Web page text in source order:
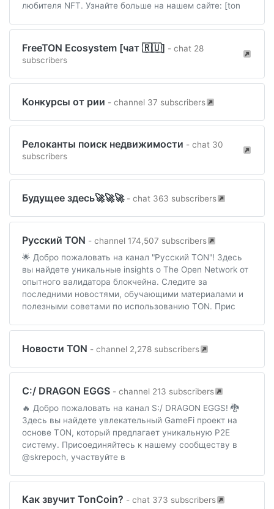
любителя NFT. Узнайте больше на нашем сайте: [ton
FreeTON Ecosystem [чат 🇷🇺] - chat 28
subscribers
Конкурсы от рии - channel 37 subscribers
Релоканты поиск недвижимости - chat 30
subscribers
Будущее здесь🚀🚀🚀 - chat 363 subscribers
Русский TON - channel 174,507 subscribers
🌟 Добро пожаловать на канал "Русский TON"! Здесь
вы найдете уникальные insights о The Open Network от
опытного валидатора блокчейна. Следите за
последними новостями, обучающими материалами и
полезными советами по использованию TON. Прис
Новости TON - channel 2,278 subscribers
С:/ DRAGON EGGS - channel 213 subscribers
🔥 Добро пожаловать на канал S:/ DRAGON EGGS! 🐉
Здесь вы найдете увлекательный GameFi проект на
основе TON, который предлагает уникальную P2E
систему. Присоединяйтесь к нашему сообществу в
@skrepoch, участвуйте в
Как звучит TonCoin? - chat 373 subscribers